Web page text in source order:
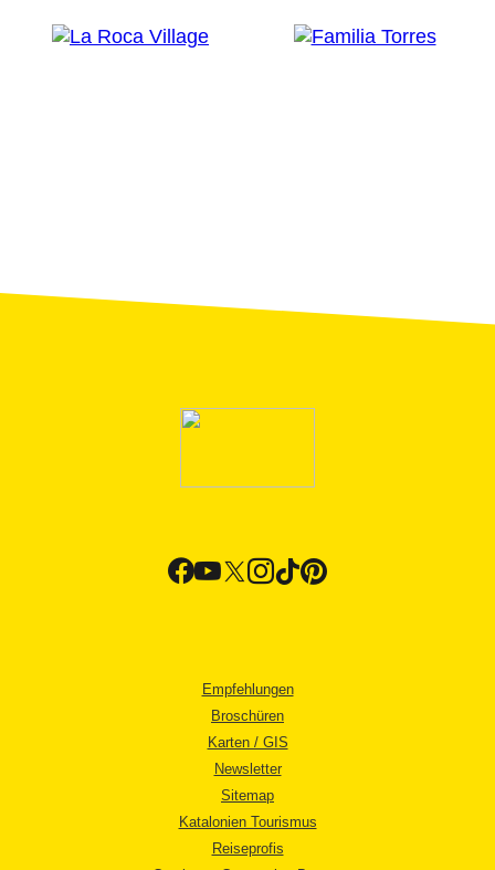
Empfehlungen
Broschüren
Karten / GIS
Newsletter
Sitemap
Katalonien Tourismus
Reiseprofis